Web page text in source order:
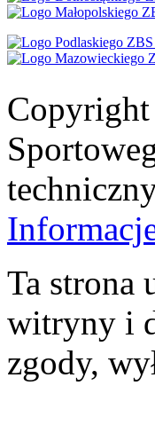
Ta strona
witryny i
zgody,